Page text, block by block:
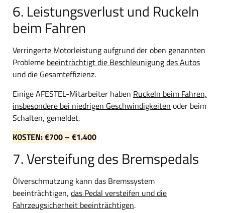
6. Leistungsverlust und Ruckeln
beim Fahren
Verringerte Motorleistung aufgrund der oben genannten
Probleme beeinträchtigt die Beschleunigung des Autos
und die Gesamteffizienz.
Einige AFESTEL-Mitarbeiter haben Ruckeln beim Fahren,
insbesondere bei niedrigen Geschwindigkeiten oder beim
Schalten, gemeldet.
KOSTEN: €700 – €1.400
7. Versteifung des Bremspedals
Ölverschmutzung kann das Bremssystem
beeinträchtigen, das Pedal versteifen und die
Fahrzeugsicherheit beeinträchtigen.